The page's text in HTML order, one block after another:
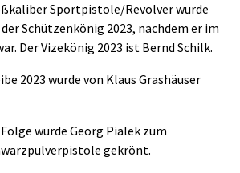
Sportpistole/Revolver wurde
Schützenkönig 2023, nachdem er im
Der Vizekönig 2023 ist Bernd Schilk.
2023 wurde von Klaus Grashäuser
wurde Georg Pialek zum
gekrönt.